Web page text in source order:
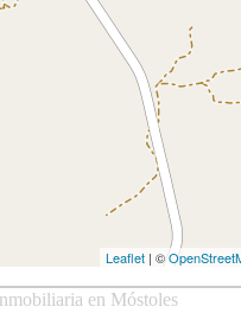
Leaflet | ©
en Móstoles